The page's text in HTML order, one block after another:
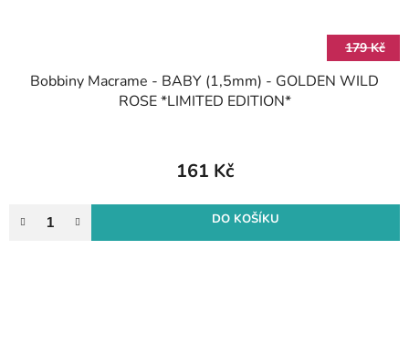
179 Kč
Bobbiny Macrame - BABY (1,5mm) - GOLDEN WILD
ROSE *LIMITED EDITION*
161 Kč
DO KOŠÍKU